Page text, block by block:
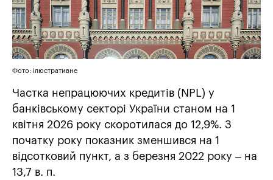
Фото: ілюстративне
Частка непрацюючих кредитів (NPL) у
банківському секторі України станом на 1
квітня 2026 року скоротилася до 12,9%. З
початку року показник зменшився на 1
відсотковий пункт, а з березня 2022 року – на
13,7 в. п.